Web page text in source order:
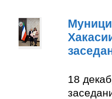
18